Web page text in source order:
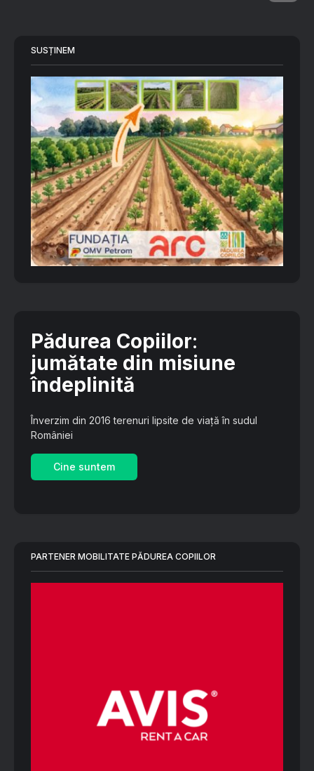
SUSȚINEM
Pădurea Copiilor:
jumătate din misiune
îndeplinită
Înverzim din 2016 terenuri lipsite de viață în sudul
României
Cine suntem
PARTENER MOBILITATE PĂDUREA COPIILOR